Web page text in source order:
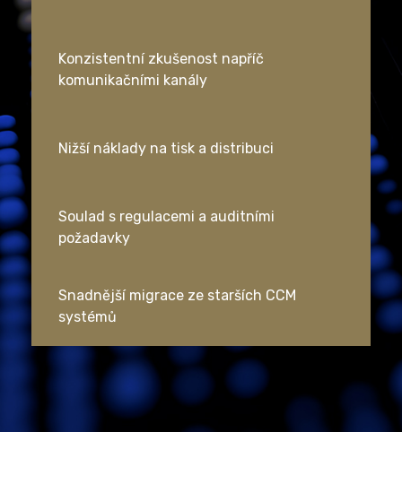
Konzistentní zkušenost napříč
komunikačními kanály
Nižší náklady na tisk a distribuci
Soulad s regulacemi a auditními
požadavky
Snadnější migrace ze starších CCM
systémů